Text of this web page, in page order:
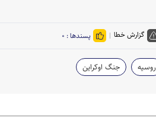
گزارش خطا پسندها : ۰
روسیه جنگ اوکراین